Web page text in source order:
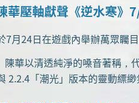
華壓軸獻聲《逆水寒》
24日在遊戲內舉辦萬眾矚
陳華以清透純淨的嗓音著稱
2.2.4「潮光」版本的靈動縹